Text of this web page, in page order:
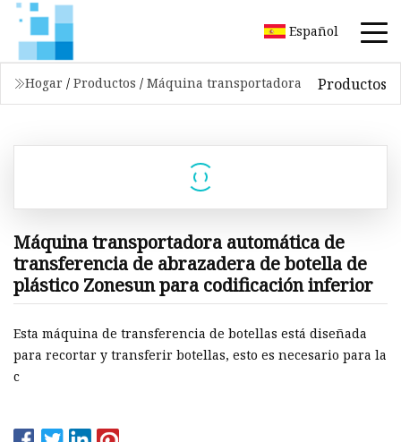
Español
Hogar / Productos / Máquina transportadora Productos
Máquina transportadora automática de
transferencia de abrazadera de botella de
plástico Zonesun para codificación inferior
Esta máquina de transferencia de botellas está diseñada
para recortar y transferir botellas, esto es necesario para la
c